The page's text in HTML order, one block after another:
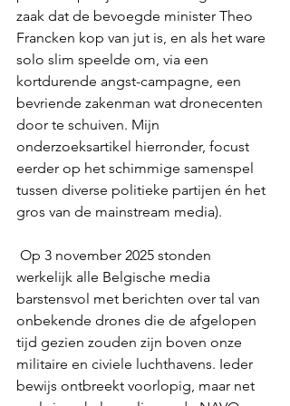
zaak dat de bevoegde minister Theo
Francken kop van jut is, en als het ware
solo slim speelde om, via een
kortdurende angst-campagne, een
bevriende zakenman wat dronecenten
door te schuiven. Mijn
onderzoeksartikel hierronder, focust
eerder op het schimmige samenspel
tussen diverse politieke partijen én het
gros van de mainstream media).
werkelijk alle Belgische media
barstensvol met berichten over tal van
onbekende drones die de afgelopen
tijd gezien zouden zijn boven onze
militaire en civiele luchthavens. Ieder
bewijs ontbreekt voorlopig, maar net